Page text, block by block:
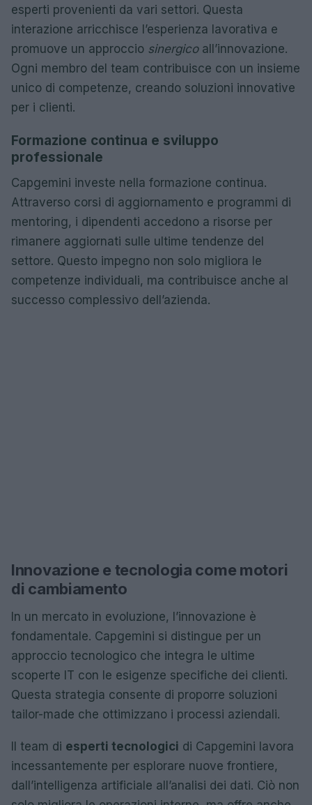
esperti provenienti da vari settori. Questa
interazione arricchisce l’esperienza lavorativa e
promuove un approccio sinergicoall’innovazione.
Ogni membro del team contribuisce con un insieme
unico di competenze, creando soluzioni innovative
per i clienti.
Formazione continua e sviluppo
professionale
Capgemini investe nella formazione continua.
Attraverso corsi di aggiornamento e programmi di
mentoring, i dipendenti accedono a risorse per
rimanere aggiornati sulle ultime tendenze del
settore. Questo impegno non solo migliora le
competenze individuali, ma contribuisce anche al
successo complessivo dell’azienda.
Innovazione e tecnologia come motori
di cambiamento
In un mercato in evoluzione, l’innovazione è
fondamentale. Capgemini si distingue per un
approccio tecnologico che integra le ultime
scoperte IT con le esigenze specifiche dei clienti.
Questa strategia consente di proporre soluzioni
tailor-made che ottimizzano i processi aziendali.
Il team di esperti tecnologici di Capgemini lavora
incessantemente per esplorare nuove frontiere,
dall’intelligenza artificiale all’analisi dei dati. Ciò non